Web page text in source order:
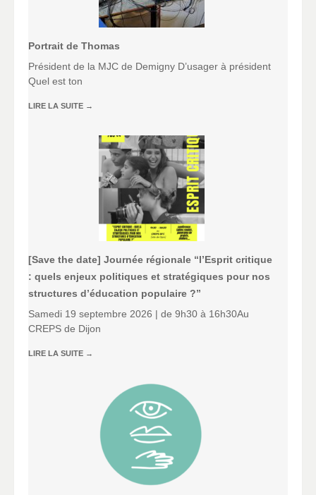
Portrait de Thomas
Président de la MJC de Demigny D’usager à président
Quel est ton
LIRE LA SUITE →
[Save the date] Journée régionale “l’Esprit critique
: quels enjeux politiques et stratégiques pour nos
structures d’éducation populaire ?”
Samedi 19 septembre 2026 | de 9h30 à 16h30Au
CREPS de Dijon
LIRE LA SUITE →